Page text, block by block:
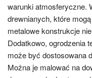
warunki atmosferyczne.
drewnianych, które
metalowe konstrukcje
Dodatkowo, ogrodzenia
może być dostosowana
Można je malować na